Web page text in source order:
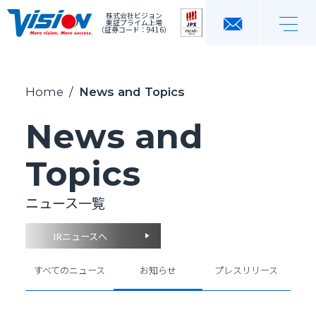
株式会社ビジョン
東証プライム上場
（証券コード：9416）
Home / News and Topics
News and
Topics
ニュース一覧
IRニュースへ
すべてのニュース お知らせ プレスリリース